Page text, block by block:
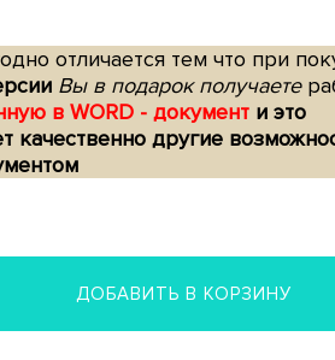
отличается тем что при
Вы в подарок получаете
в WORD - документ и это
качественно другие
ДОБАВИТЬ В КОРЗИНУ